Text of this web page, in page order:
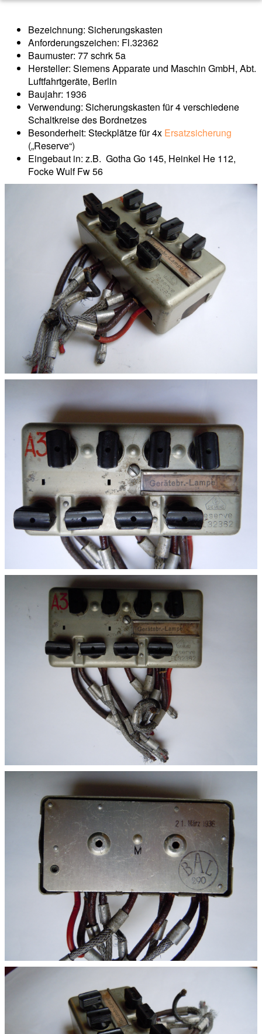
Bezeichnung: Sicherungskasten
Anforderungszeichen: Fl.32362
Baumuster: 77 schrk 5a
Hersteller: Siemens Apparate und Maschin GmbH, Abt.
Luftfahrtgeräte, Berlin
Baujahr: 1936
Verwendung: Sicherungskasten für 4 verschiedene
Schaltkreise des Bordnetzes
Besonderheit: Steckplätze für 4x Ersatzsicherung
(„Reserve“)
Eingebaut in: z.B. Gotha Go 145, Heinkel He 112,
Focke Wulf Fw 56